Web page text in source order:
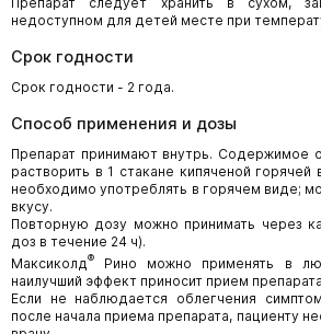
недоступном для детей месте при
Срок годности
Срок годности - 2 года.
Способ применения и дозы
Препарат принимают внутрь. Содержимое
растворить в 1 стакане кипяченой
необходимо употреблять в горячем виде;
вкусу.
Повторную дозу можно принимать через
доз в течение 24 ч).
Максиколд®
Рино можно применять в
наилучший эффект приносит прием
Если не наблюдается облегчения
после начала приема препарата, пациенту